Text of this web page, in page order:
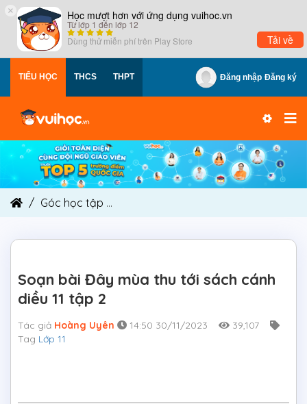
× Học mượt hơn với ứng dụng vuihoc.vn
Từ lớp 1 đến lớp 12
Dùng thử miễn phí trên Play Store Tải về
TIỂU HỌC THCS THPT Đăng nhập Đăng ký
Góc học tập
Soạn bài Đây mùa thu tới sách cánh
diều 11 tập 2
Tác giả Hoàng Uyên 14:50 30/11/2023
39,107
Tag Lớp 11